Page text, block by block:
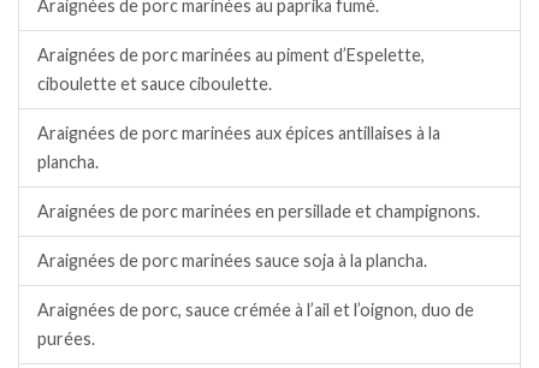
Araignées de porc marinées au paprika fumé.
Araignées de porc marinées au piment d’Espelette,
ciboulette et sauce ciboulette.
Araignées de porc marinées aux épices antillaises à la
plancha.
Araignées de porc marinées en persillade et champignons.
Araignées de porc marinées sauce soja à la plancha.
Araignées de porc, sauce crémée à l’ail et l’oignon, duo de
purées.